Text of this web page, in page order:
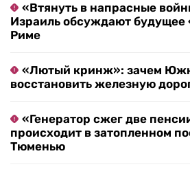
«Втянуть в напрасные
Израиль обсуждают будущее
Риме
«Лютый кринж»: зачем
восстановить железную
«Генератор сжег две
происходит в затопленном
Тюменью